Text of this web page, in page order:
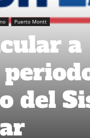
Puerto Montt
a
del